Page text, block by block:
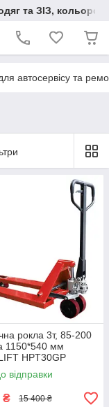
та ЗІЗ,
автосервісу та
рокла 3т, 85-200
1150*540 мм
HPT30GP
відправки
₴ 15 400 ₴